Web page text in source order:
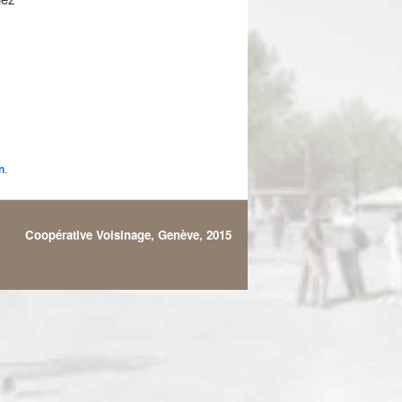
.
Coopérative Voisinage, Genève, 2015